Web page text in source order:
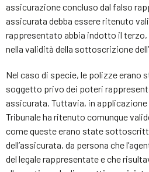
assicurazione concluso dal falso
assicurata debba essere ritenuto
rappresentato abbia indotto il
nella validità della sottoscrizione
Nel caso di specie, le polizze
soggetto privo dei poteri
assicurata. Tuttavia, in
Tribunale ha ritenuto comunque
come queste erano state
dell’assicurata, da persona che
del legale rappresentate e che